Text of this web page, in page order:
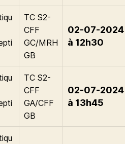
TC S2-
CFF
GC/MRH
GB
02-07-2024
à 12h30
TC S2-
CFF
GA/CFF
GB
02-07-2024
à 13h45